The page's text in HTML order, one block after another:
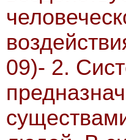
09)- 2.